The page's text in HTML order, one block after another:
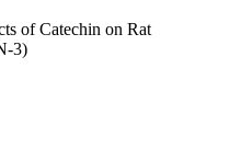
of Catechin on Rat
3)